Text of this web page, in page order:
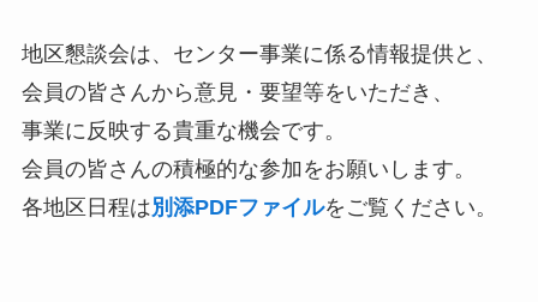
地区懇談会は、センター事業に係る情報提供と、
会員の皆さんから意見・要望等をいただき、
事業に反映する貴重な機会です。
会員の皆さんの積極的な参加をお願いします。
各地区日程は別添PDFファイルをご覧ください。